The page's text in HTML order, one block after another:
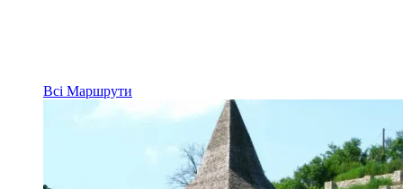
Всі Маршрути